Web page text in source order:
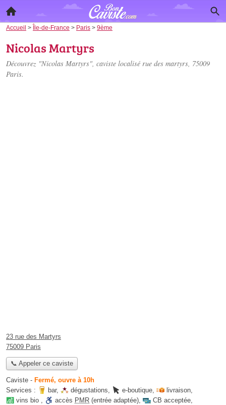
Accueil > Île-de-France > Paris > 9ème
Nicolas Martyrs
Découvrez "Nicolas Martyrs", caviste localisé rue des martyrs, 75009
Paris.
23 rue des Martyrs
75009 Paris
📞 Appeler ce caviste
Caviste - Fermé, ouvre à 10h
Services :
bar, dégustations, e-boutique, livraison,
vins bio , accès PMR (entrée adaptée), CB acceptée,